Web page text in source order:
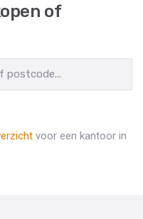
of
voor een kantoor in